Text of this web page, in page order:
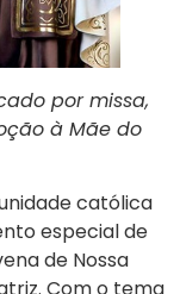
por missa,
à Mãe do
católica
especial de
de Nossa